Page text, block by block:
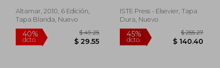
Altamar, 2010, 6 Edición,
Tapa Blanda, Nuevo
ISTE Press - Elsevier, Tapa
Dura, Nuevo